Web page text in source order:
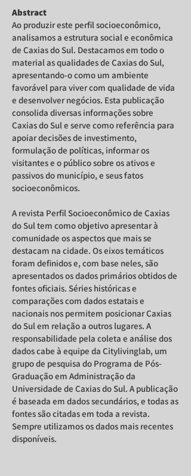
Abstract
Ao produzir este perfil socioeconômico,
analisamos a estrutura social e econômica
de Caxias do Sul. Destacamos em todo o
material as qualidades de Caxias do Sul,
apresentando-o como um ambiente
favorável para viver com qualidade de vida
e desenvolver negócios. Esta publicação
consolida diversas informações sobre
Caxias do Sul e serve como referência para
apoiar decisões de investimento,
formulação de políticas, informar os
visitantes e o público sobre os ativos e
passivos do município, e seus fatos
socioeconômicos.
A revista Perfil Socioeconômico de Caxias
do Sul tem como objetivo apresentar à
comunidade os aspectos que mais se
destacam na cidade. Os eixos temáticos
foram definidos e, com base neles, são
apresentados os dados primários obtidos de
fontes oficiais. Séries históricas e
comparações com dados estatais e
nacionais nos permitem posicionar Caxias
do Sul em relação a outros lugares. A
responsabilidade pela coleta e análise dos
dados cabe à equipe da Citylivinglab, um
grupo de pesquisa do Programa de Pós-
Graduação em Administração da
Universidade de Caxias do Sul. A publicação
é baseada em dados secundários, e todas as
fontes são citadas em toda a revista.
Sempre utilizamos os dados mais recentes
disponíveis.